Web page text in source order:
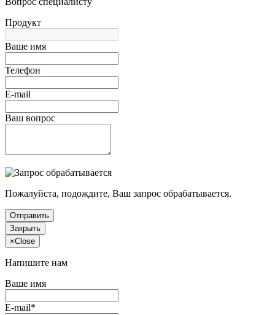
Продукт
Ваше имя
Телефон
E-mail
Ваш вопрос
Пожалуйста, подождите, Ваш запрос обрабатывается.
Отправить
Закрыть
×Close
Напишите нам
Ваше имя
E-mail*